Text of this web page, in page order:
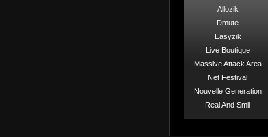
Allozik
Dmute
Easyzik
Live Boutique
Massive Attack Area
Net Festival
Nouvelle Generation
Real And Smil